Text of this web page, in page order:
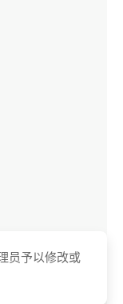
员予以修改或